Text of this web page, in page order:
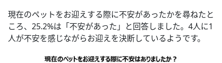
現在のペットをお迎えする際に不安があったかを尋ねたと
ころ、25.2%は「不安があった」と回答しました。4人に1
人が不安を感じながらお迎えを決断しているようです。